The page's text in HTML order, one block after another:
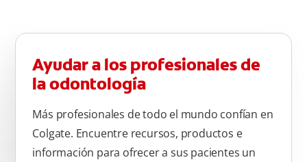
Ayudar a los profesionales de
la odontología
Más profesionales de todo el mundo confían en
Colgate. Encuentre recursos, productos e
información para ofrecer a sus pacientes un